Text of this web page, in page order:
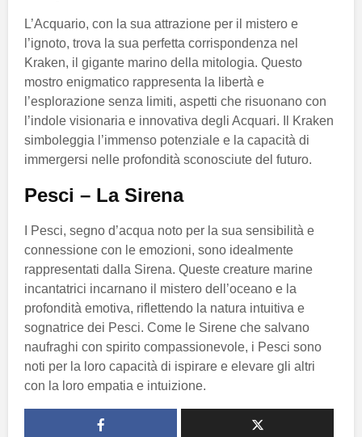
L’Acquario, con la sua attrazione per il mistero e
l’ignoto, trova la sua perfetta corrispondenza nel
Kraken, il gigante marino della mitologia. Questo
mostro enigmatico rappresenta la libertà e
l’esplorazione senza limiti, aspetti che risuonano con
l’indole visionaria e innovativa degli Acquari. Il Kraken
simboleggia l’immenso potenziale e la capacità di
immergersi nelle profondità sconosciute del futuro.
Pesci – La Sirena
I Pesci, segno d’acqua noto per la sua sensibilità e
connessione con le emozioni, sono idealmente
rappresentati dalla Sirena. Queste creature marine
incantatrici incarnano il mistero dell’oceano e la
profondità emotiva, riflettendo la natura intuitiva e
sognatrice dei Pesci. Come le Sirene che salvano
naufraghi con spirito compassionevole, i Pesci sono
noti per la loro capacità di ispirare e elevare gli altri
con la loro empatia e intuizione.